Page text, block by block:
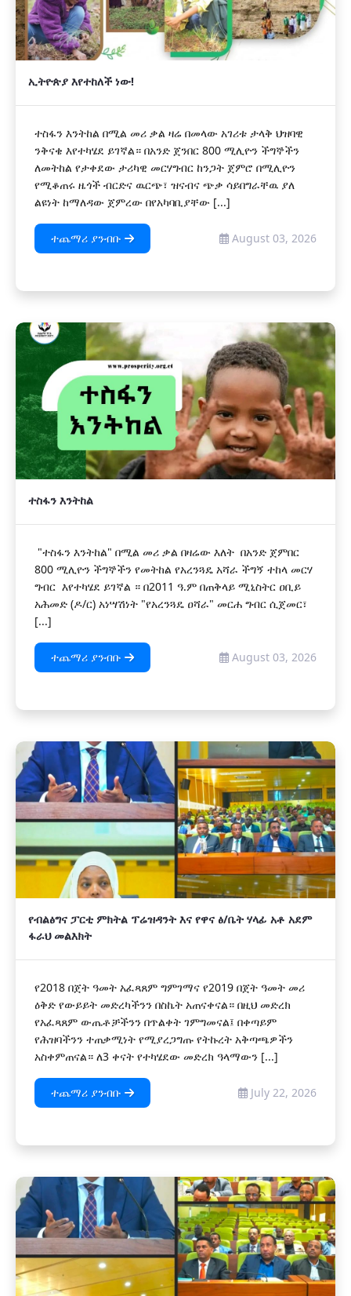
ኢትዮጵያ እየተከለች ነው!
ተስፋን እንትከል በሚል መሪ ቃል ዛሬ በመላው አገሪቱ ታላቅ ህዝባዊ
ንቅናቄ እየተካሄደ ይገኛል። በአንድ ጀንበር 800 ሚሊዮን ችግኞችን
ለመትከል የታቀደው ታሪካዊ መርሃግብር ከንጋት ጀምሮ በሚሊዮን
የሚቆጠሩ ዜጎች ብርድና ዉርጭ፣ ዝናብና ጭቃ ሳይበግራቸዉ ያለ
ልዩነት ከማለዳው ጀምረው በየአካባቢያቸው [...]
ተጨማሪ ያንብቡ August 03, 2026
ተስፋን እንትከል
"ተስፋን እንትከል" በሚል መሪ ቃል በዛሬው እለት በአንድ ጀምበር
800 ሚሊዮን ችግኞችን የመትከል የአረንጓዴ አሻራ ችግኝ ተከላ መርሃ
ግብር እየተካሄደ ይገኛል ። በ2011 ዓ.ም በጠቅላይ ሚኒስትር ዐቢይ
አሕመድ (ዶ/ር) አነሣሽነት "የአረንጓዴ ዐሻራ" መርሐ ግብር ሲጀመር፣
[...]
ተጨማሪ ያንብቡ August 03, 2026
የብልፅግና ፓርቲ ምክትል ፕሬዝዳንት እና የዋና ፅ/ቤት ሃላፊ አቶ አደም
ፋራህ መልእክት
የ2018 በጀት ዓመት አፈጻጸም ግምገማና የ2019 በጀት ዓመት መሪ
ዕቅድ የውይይት መድረካችንን በስኬት አጠናቀናል። በዚህ መድረክ
የአፈጻጸም ውጤቶቻችንን በጥልቀት ገምግመናል፤ በቀጣይም
የሕዝባችንን ተጠቃሚነት የሚያረጋግጡ የትኩረት አቅጣጫዎችን
አስቀምጠናል። ለ3 ቀናት የተካሄደው መድረክ ዓላማውን [...]
ተጨማሪ ያንብቡ July 22, 2026